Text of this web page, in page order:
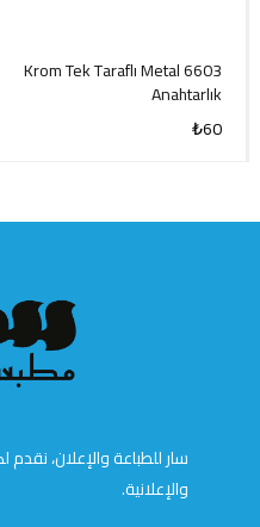
6603 Krom Tek Taraflı Metal
Anahtarlık
₺60
سار للطباعة والإعلان،
والإعلانية.